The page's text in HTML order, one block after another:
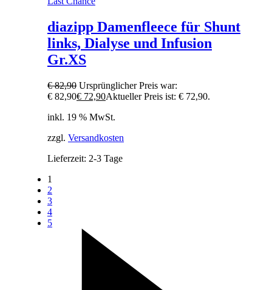
diazipp Damenfleece für Shunt
links, Dialyse und Infusion
Gr.XS
€82,90 Ursprünglicher Preis war:
€ 82,90€ 72,90Aktueller Preis ist: € 72,90.
inkl. 19 % MwSt.
zzgl. Versandkosten
Lieferzeit: 2-3 Tage
1
2
3
4
5